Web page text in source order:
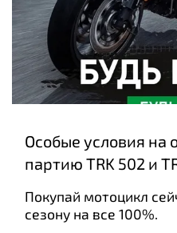
Особые условия на
партию TRK 502 и
Покупай мотоцикл
сезону на все 100%.